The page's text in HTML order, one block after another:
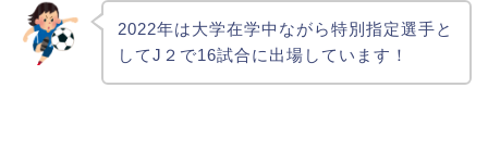
2022年は大学在学中ながら特別指定選手と
してJ２で16試合に出場しています！